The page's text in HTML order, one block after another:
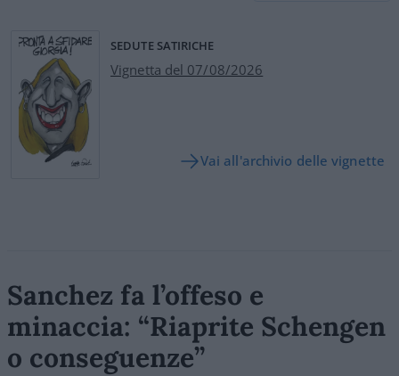
SEDUTE SATIRICHE
Vignetta del 07/08/2026
Vai all'archivio delle vignette
Sanchez fa l’offeso e
minaccia: “Riaprite Schengen
o conseguenze”